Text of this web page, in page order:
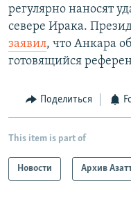
регулярно наносят
севере Ирака.
заявил, что Анкара
готовящийся
Поделиться
This item is part of
Новости Архив